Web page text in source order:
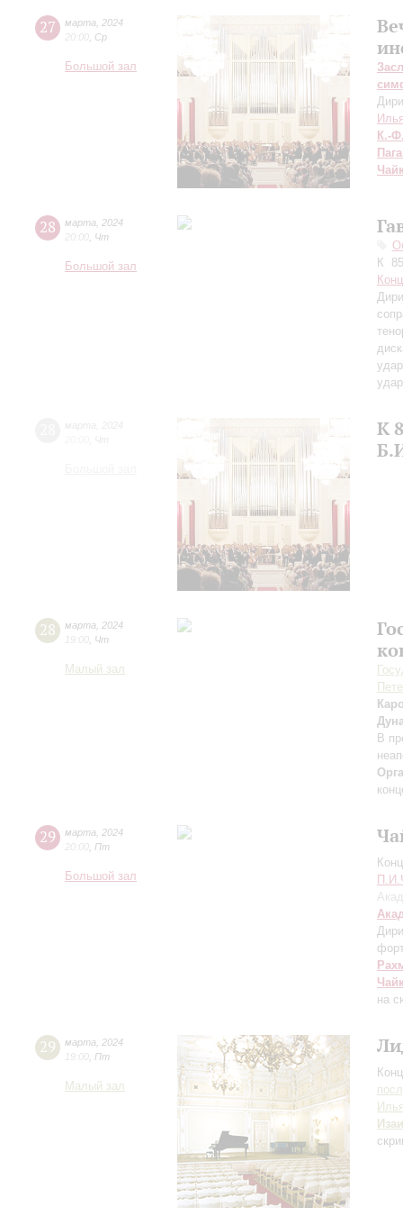
27 марта
2024
20:00 Ср
Большой зал
К.-
28 марта
2024
20:00 Чт
Большой зал
К
К
28 марта
2024
19:00 Чт
Малый зал
В
29 марта
2024
20:00 Пт
Большой зал
на
29 марта
2024
19:00 Пт
Малый зал
Изаи